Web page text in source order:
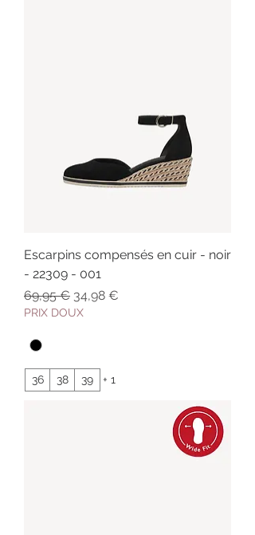
Escarpins compensés en cuir - noir
- 22309 - 001
Prix original
69,95 € Prix promotionnel
34,98 €
PRIX DOUX
36 38 39 + 1